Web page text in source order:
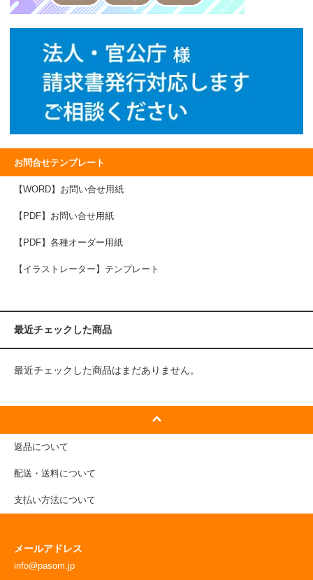
お問合せテンプレート
【WORD】お問い合せ用紙
【PDF】お問い合せ用紙
【PDF】各種オーダー用紙
【イラストレーター】テンプレート
最近チェックした商品
最近チェックした商品はまだありません。
返品について
配送・送料について
支払い方法について
メールアドレス
info@pasom.jp